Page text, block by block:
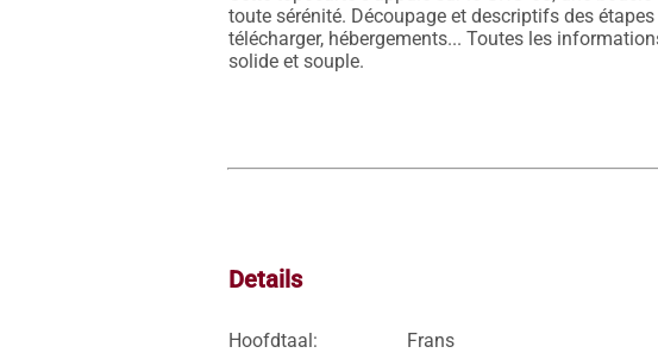
toute sérénité. Découpage et descriptifs des
télécharger, hébergements... Toutes les
solide et souple.
Details
Hoofdtaal: Frans